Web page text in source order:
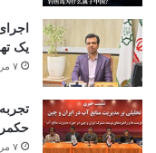
یک
۷ مرداد ۱۴۰۵
۷ مرداد ۱۴۰۵